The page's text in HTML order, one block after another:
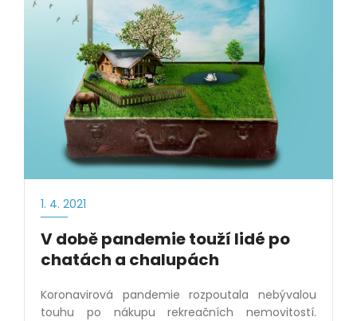
1. 4. 2021
V době pandemie touží lidé po
chatách a chalupách
Koronavirová pandemie rozpoutala nebývalou
touhu po nákupu rekreačních nemovitostí.